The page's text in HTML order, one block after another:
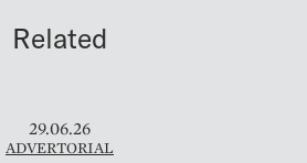
Related
29.06.26
ADVERTORIAL